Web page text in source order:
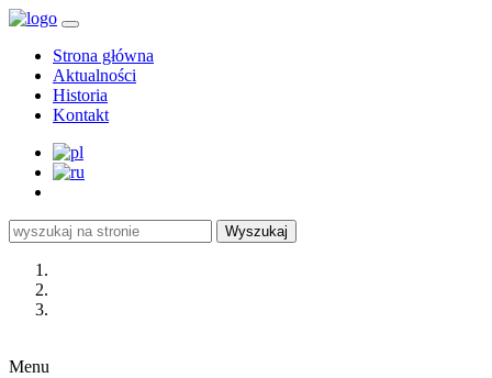
Strona główna
Aktualności
Historia
Kontakt
Wyszukaj
Menu